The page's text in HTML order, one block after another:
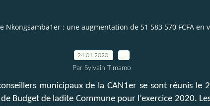
: une augmentation de 51 583 570 FCFA
24.01.2020
Par Sylvain Timamo
municipaux de la CAN1er se sont réunis le
Budget de ladite Commune pour l’exercice 2020.